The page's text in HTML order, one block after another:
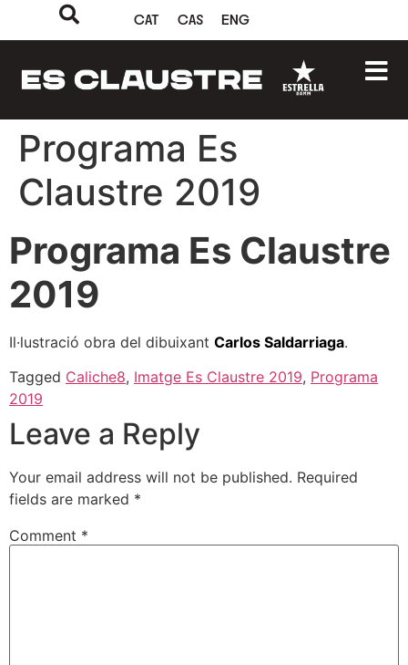
CAT CAS ENG
Programa Es
Claustre 2019
Programa Es Claustre
2019
Il·lustració obra del dibuixant Carlos Saldarriaga.
Tagged Caliche8, Imatge Es Claustre 2019, Programa
2019
Leave a Reply
Your email address will not be published. Required
fields are marked *
Comment *